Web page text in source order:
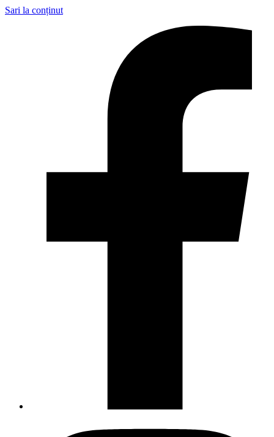
Sari la conținut